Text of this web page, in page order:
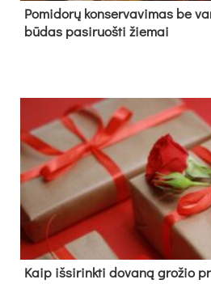
Pomidorų konservavimas be
būdas pasiruošti žiemai
Kaip išsirinkti dovaną grožio